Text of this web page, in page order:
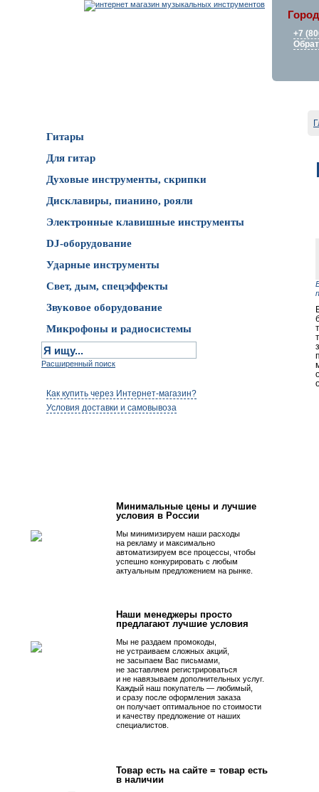
+7
Гитары
Для гитар
Духовые инструменты, скрипки
Дисклавиры, пианино, рояли
Электронные клавишные инструменты
DJ-оборудование
Ударные инструменты
Свет, дым, спецэффекты
Звуковое оборудование
Микрофоны и радиосистемы
Расширенный поиск
Как купить через Интернет-магазин?
Условия доставки и самовывоза
Минимальные цены и лучшие
условия в России
Мы минимизируем наши расходы
на рекламу и максимально
автоматизируем все процессы, чтобы
успешно конкурировать с любым
актуальным предложением на рынке.
Наши менеджеры просто
предлагают лучшие условия
Мы не раздаем промокоды,
не устраиваем сложных акций,
не засыпаем Вас письмами,
не заставляем регистрироваться
и не навязываем дополнительных услуг.
Каждый наш покупатель — любимый,
и сразу после оформления заказа
он получает оптимальное по стоимости
и качеству предложение от наших
специалистов.
Товар есть на сайте = товар есть
в наличии